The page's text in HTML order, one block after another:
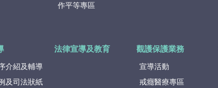
作平等專區
介紹及輔導
及司法狀紙
法律宣導及教育 觀護保護業務
宣導活動
戒癮醫療專區